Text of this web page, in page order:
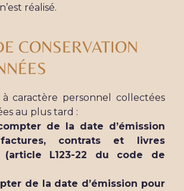
réalisé.
CONSERVATION
à caractère personnel collectées
au plus tard :
de la date d’émission
contrats et livres
(article L123-22 du code de
de la date d’émission pour